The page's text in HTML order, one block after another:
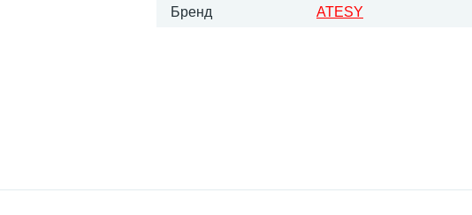
Бренд ATESY